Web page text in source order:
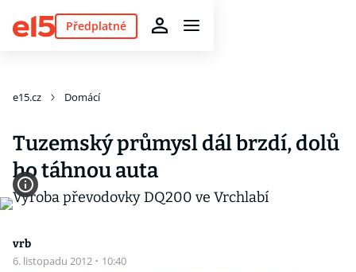
Předplatné
e15.cz Domácí
Tuzemský průmysl dál brzdí, dolů
ho táhnou auta
vrb
6. listopadu 2012 · 10:40